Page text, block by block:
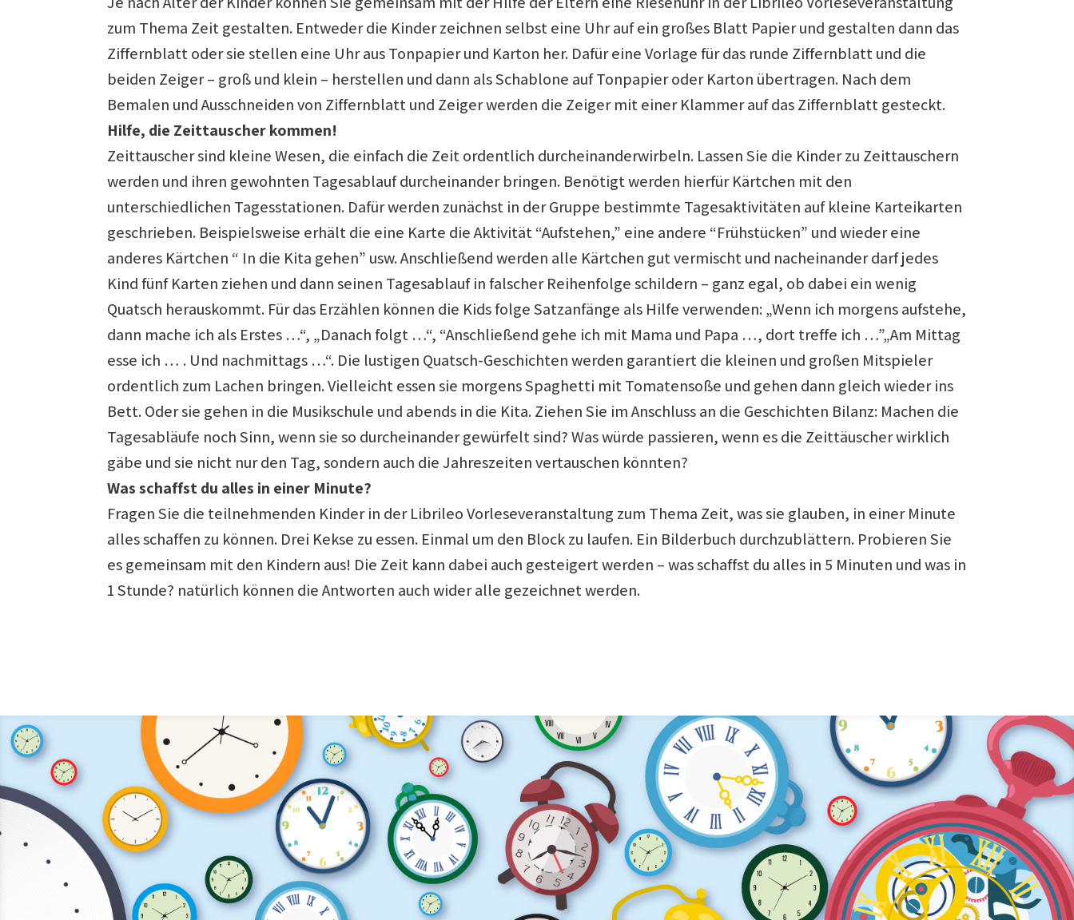
zum Thema Zeit gestalten. Entweder die Kinder zeichnen selbst eine Uhr auf ein großes Blatt Papier und gestalten dann das
Ziffernblatt oder sie stellen eine Uhr aus Tonpapier und Karton her. Dafür eine Vorlage für das runde Ziffernblatt und die
beiden Zeiger – groß und klein – herstellen und dann als Schablone auf Tonpapier oder Karton übertragen. Nach dem
Bemalen und Ausschneiden von Ziffernblatt und Zeiger werden die Zeiger mit einer Klammer auf das Ziffernblatt gesteckt.
Hilfe, die Zeittauscher kommen!
Zeittauscher sind kleine Wesen, die einfach die Zeit ordentlich durcheinanderwirbeln. Lassen Sie die Kinder zu Zeittauschern
werden und ihren gewohnten Tagesablauf durcheinander bringen. Benötigt werden hierfür Kärtchen mit den
unterschiedlichen Tagesstationen. Dafür werden zunächst in der Gruppe bestimmte Tagesaktivitäten auf kleine Karteikarten
geschrieben. Beispielsweise erhält die eine Karte die Aktivität “Aufstehen,” eine andere “Frühstücken” und wieder eine
anderes Kärtchen “ In die Kita gehen” usw. Anschließend werden alle Kärtchen gut vermischt und nacheinander darf jedes
Kind fünf Karten ziehen und dann seinen Tagesablauf in falscher Reihenfolge schildern – ganz egal, ob dabei ein wenig
Quatsch herauskommt. Für das Erzählen können die Kids folge Satzanfänge als Hilfe verwenden: „Wenn ich morgens aufstehe,
dann mache ich als Erstes …“, „Danach folgt …“, “Anschließend gehe ich mit Mama und Papa …, dort treffe ich …”„Am Mittag
esse ich … . Und nachmittags …“. Die lustigen Quatsch-Geschichten werden garantiert die kleinen und großen Mitspieler
ordentlich zum Lachen bringen. Vielleicht essen sie morgens Spaghetti mit Tomatensoße und gehen dann gleich wieder ins
Bett. Oder sie gehen in die Musikschule und abends in die Kita. Ziehen Sie im Anschluss an die Geschichten Bilanz: Machen die
Tagesabläufe noch Sinn, wenn sie so durcheinander gewürfelt sind? Was würde passieren, wenn es die Zeittäuscher wirklich
gäbe und sie nicht nur den Tag, sondern auch die Jahreszeiten vertauschen könnten?
Was schaffst du alles in einer Minute?
Fragen Sie die teilnehmenden Kinder in der Librileo Vorleseveranstaltung zum Thema Zeit, was sie glauben, in einer Minute
alles schaffen zu können. Drei Kekse zu essen. Einmal um den Block zu laufen. Ein Bilderbuch durchzublättern. Probieren Sie
es gemeinsam mit den Kindern aus! Die Zeit kann dabei auch gesteigert werden – was schaffst du alles in 5 Minuten und was in
1 Stunde? natürlich können die Antworten auch wider alle gezeichnet werden.